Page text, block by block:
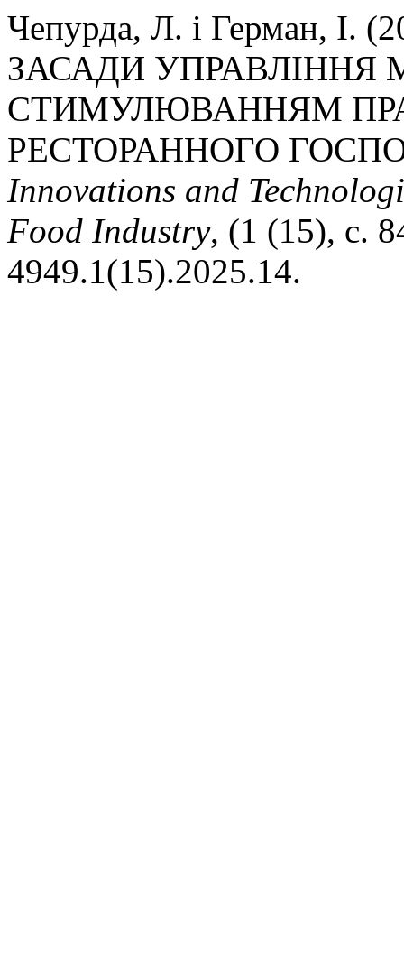
Чепурда, Л. і Герман,
ЗАСАДИ УПРАВЛІННЯ
СТИМУЛЮВАННЯМ
РЕСТОРАННОГО
Innovations and
Food Industry, (1 (15), с.
4949.1(15).2025.14.